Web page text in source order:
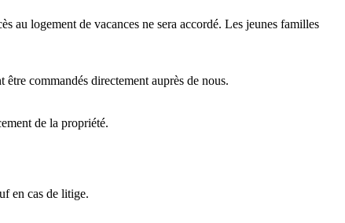
au logement de vacances ne sera accordé. Les jeunes familles
commandés directement auprès de nous.
de la propriété.
en cas de litige.